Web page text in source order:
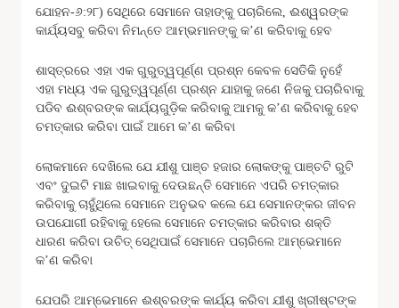
ଯୋହନ-୬:୨୮) ସେଥିରେ ସେମାନେ ତାହାଙ୍କୁ ପଚାରିଲେ, ଈଶ୍ୱରଙ୍କ
କାର୍ଯ୍ୟସବୁ କରିବା ନିମନ୍ତେ ଆମ୍ଭମାନଙ୍କୁ କ’ଣ କରିବାକୁ ହେବ
ଶାସ୍ତ୍ରରେ ଏହା ଏକ ଗୁରୁତ୍ୱପୂର୍ଣ୍ଣ ପ୍ରଶ୍ନ କେବଳ ସେତିକି ନୁହେଁ
ଏହା ମଧ୍ୟ ଏକ ଗୁରୁତ୍ୱପୂର୍ଣ୍ଣ ପ୍ରଶ୍ନ ଯାହାକୁ ଜଣେ ନିଜକୁ ପଚାରିବାକୁ
ପଡିବ ଈଶ୍ବରଙ୍କ କାର୍ଯ୍ୟଗୁଡ଼ିକ କରିବାକୁ ଆମକୁ କ’ଣ କରିବାକୁ ହେବ
ଚମତ୍କାର କରିବା ପାଇଁ ଆମେ କ’ଣ କରିବା
ଲୋକମାନେ ଦେଖିଲେ ଯେ ଯୀଶୁ ପାଞ୍ଚ ହଜାର ଲୋକଙ୍କୁ ପାଞ୍ଚଟି ରୁଟି
ଏବଂ ଦୁଇଟି ମାଛ ଖାଇବାକୁ ଦେଉଛନ୍ତି ସେମାନେ ଏପରି ଚମତ୍କାର
କରିବାକୁ ଚାହୁଁଥିଲେ ସେମାନେ ଅନୁଭବ କଲେ ଯେ ସେମାନଙ୍କର ଜୀବନ
ଉପଯୋଗୀ ରହିବାକୁ ହେଲେ ସେମାନେ ଚମତ୍କାର କରିବାର ଶକ୍ତି
ଧାରଣ କରିବା ଉଚିତ୍ ସେଥିପାଇଁ ସେମାନେ ପଚାରିଲେ ଆମ୍ଭେମାନେ
କ’ଣ କରିବା
ଯେପରି ଆମ୍ଭେମାନେ ଈଶ୍ବରଙ୍କ କାର୍ଯ୍ୟ କରିବା ଯୀଶୁ ଖ୍ରୀଷ୍ଟଙ୍କ